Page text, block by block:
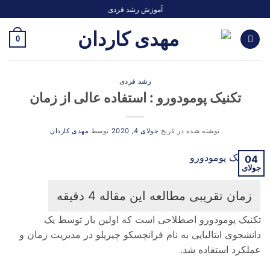
to
content
آموزش رشد فردی
0
رشد فردی
تکنیک پومودورو : استفاده عالی از زمان
نوشته شده در تاریخ جولای 4, 2020 توسط مهدی کاردان
04
جولای
تکنیک پومودورو اصطلاحی است که اولین بار توسط یک
دانشجوی ایتالیایی به نام فرانچسکو چیریلو در مدیریت زمان و
عملکرد استفاده شد.